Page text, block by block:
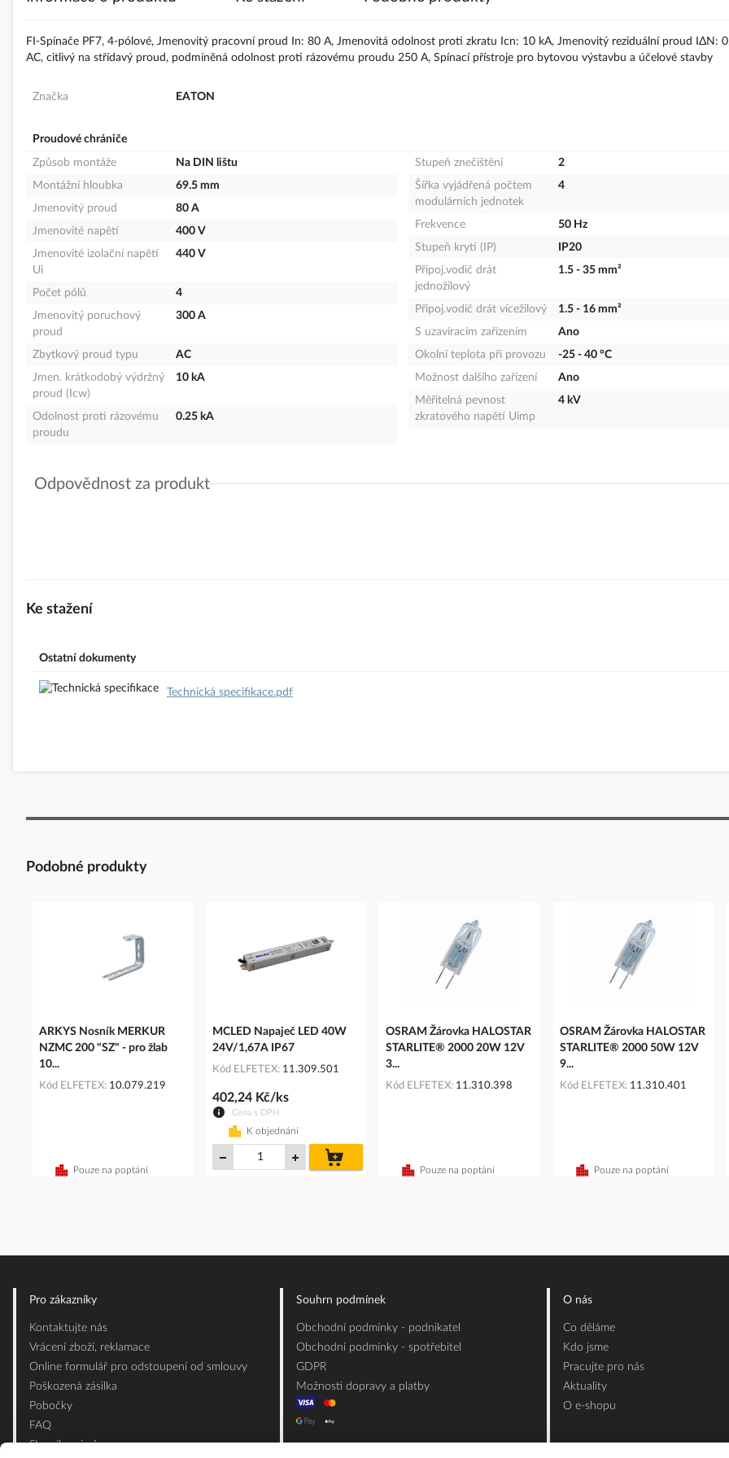
FI-Spínače PF7, 4-pólové, Jmenovitý pracovní proud In: 80 A, Jmenovitá odolnost proti zkratu Icn: 10 kA, Jmenovitý reziduální proud IΔN:
AC, citlivý na střídavý proud, podmíněná odolnost proti rázovému proudu 250 A, Spínací přístroje pro bytovou výstavbu a účelové stavby
Značka EATON
Proudové chrániče
Způsob montáže
Na DIN lištu
Montážní hloubka
69.5 mm
Jmenovitý proud
80 A
Jmenovité napětí
400 V
Jmenovité izolační napětí
Ui
440 V
Počet pólů
4
Jmenovitý poruchový
proud
300 A
Zbytkový proud typu
AC
Jmen. krátkodobý výdržný
proud (Icw)
10 kA
Odolnost proti rázovému
proudu
0.25 kA
Stupeň znečištění
2
Šířka vyjádřená počtem
modulárních jednotek
4
Frekvence
50 Hz
Stupeň krytí (IP)
IP20
Připoj.vodič drát
jednožilový
1.5 - 35 mm²
Připoj.vodič drát vícežilový
1.5 - 16 mm²
S uzavíracím zařízením
Ano
Okolní teplota při provozu
-25 - 40 °C
Možnost dalšího zařízení
Ano
Měřitelná pevnost
zkratového napětí Uimp
4 kV
GPSR Details
Odpovědnost za produkt
Ke stažení
Ostatní dokumenty
Technická specifikace.pdf
Podobné produkty
ARKYS Nosník MERKUR
NZMC 200 "SZ" - pro žlab
10...
Kód ELFETEX 10.079.219
Pouze na poptání
MCLED Napaječ LED 40W
24V/1,67A IP67
Kód ELFETEX 11.309.501
Cena s DPH
402,24 Kč/ks
K objednání
košíku
OSRAM Žárovka HALOSTAR
STARLITE® 2000 20W 12V
3...
Kód ELFETEX 11.310.398
Pouze na poptání
OSRAM Žárovka HALOSTAR
STARLITE® 2000 50W 12V
9...
Kód ELFETEX 11.310.401
Pouze na poptání
Pro zákazníky
Kontaktujte nás
Vrácení zboží, reklamace
Online formulář pro odstoupení od smlouvy
Poškozená zásilka
Pobočky
FAQ
Slovník pojmů
Souhrn podmínek
Obchodní podmínky - podnikatel
Obchodní podmínky - spotřebitel
GDPR
Možnosti dopravy a platby
O nás
Co děláme
Kdo jsme
Pracujte pro nás
Aktuality
O e-shopu